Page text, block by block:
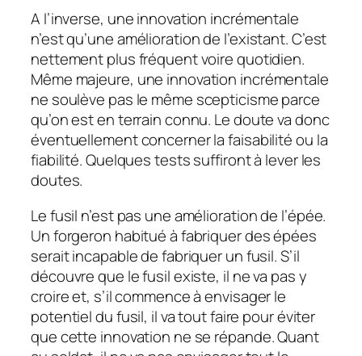
A l’inverse, une innovation incrémentale
n’est qu’une amélioration de l’existant. C’est
nettement plus fréquent voire quotidien.
Même majeure, une innovation incrémentale
ne soulève pas le même scepticisme parce
qu’on est en terrain connu. Le doute va donc
éventuellement concerner la faisabilité ou la
fiabilité. Quelques tests suffiront à lever les
doutes.
Le fusil n’est pas une amélioration de l’épée.
Un forgeron habitué à fabriquer des épées
serait incapable de fabriquer un fusil. S’il
découvre que le fusil existe, il ne va pas y
croire et, s’il commence à envisager le
potentiel du fusil, il va tout faire pour éviter
que cette innovation ne se répande. Quant